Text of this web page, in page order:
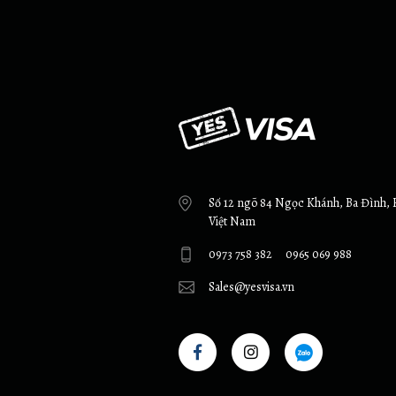
Số 12 ngõ 84 Ngọc Khánh, Ba Đình,
Việt Nam
0973 758 382
0965 069 988
Sales@yesvisa.vn